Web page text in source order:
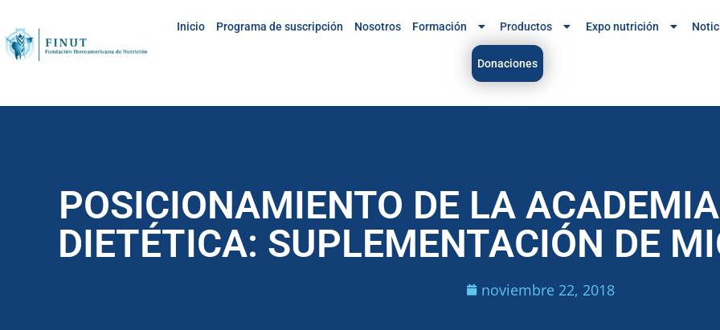
Inicio Programa de suscripción Nosotros Formación Productos Expo nutrición
Donaciones
POSICIONAMIENTO DE LA
DIETÉTICA: SUPLEMENTACIÓN DE
noviembre 22, 2018